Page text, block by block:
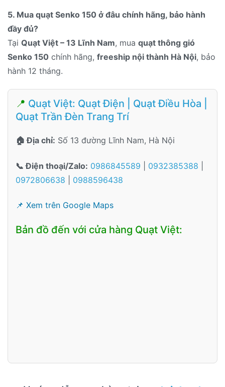
5. Mua quạt Senko 150 ở đâu chính hãng, bảo hành
đầy đủ?
Tại Quạt Việt – 13 Lĩnh Nam, mua quạt thông gió
Senko 150 chính hãng, freeship nội thành Hà Nội, bảo
hành 12 tháng.
📍 Quạt Việt: Quạt Điện | Quạt Điều Hòa |
Quạt Trần Đèn Trang Trí
🏠 Địa chỉ: Số 13 đường Lĩnh Nam, Hà Nội
📞 Điện thoại/Zalo: 0986845589 0932385388
0972806638
0988596438
📌 Xem trên Google Maps
Bản đồ đến với cửa hàng Quạt Việt: